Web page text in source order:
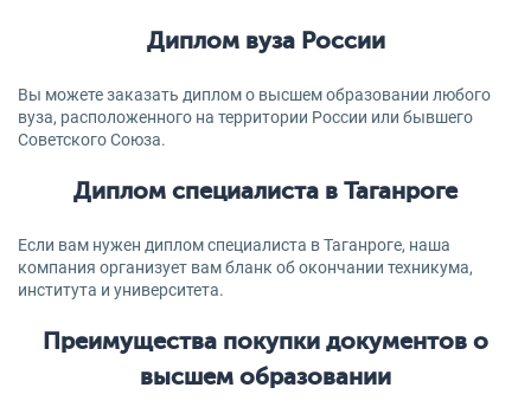
Диплом вуза России
Вы можете заказать диплом о высшем образовании любого
вуза, расположенного на территории России или бывшего
Советского Союза.
Диплом специалиста в Таганроге
Если вам нужен диплом специалиста в Таганроге, наша
компания организует вам бланк об окончании техникума,
института и университета.
Преимущества покупки документов о
высшем образовании